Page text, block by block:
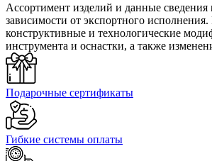
Ассортимент изделий и данные сведения
зависимости от экспортного
конструктивные и технологические
инструмента и оснастки, а также
Подарочные сертификаты
Гибкие системы оплаты